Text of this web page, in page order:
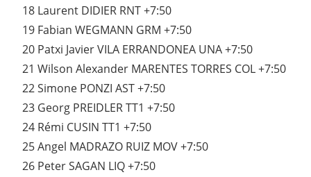
18 Laurent DIDIER RNT +7:50
19 Fabian WEGMANN GRM +7:50
20 Patxi Javier VILA ERRANDONEA UNA +7:50
21 Wilson Alexander MARENTES TORRES COL +7:50
22 Simone PONZI AST +7:50
23 Georg PREIDLER TT1 +7:50
24 Rémi CUSIN TT1 +7:50
25 Angel MADRAZO RUIZ MOV +7:50
26 Peter SAGAN LIQ +7:50